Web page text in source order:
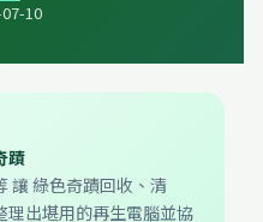
10
蹟
讓 綠色奇蹟回收、清
理出堪用的再生電腦並協